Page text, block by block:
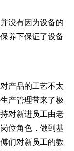
没有因为设备的
养下保证了设备
产品的工艺不太
产管理带来了极
对新进员工由老
位角色，做到基
们对新员工的教